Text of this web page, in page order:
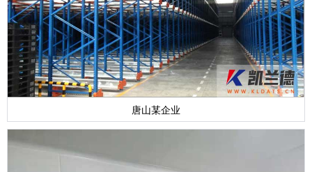
唐山某企业